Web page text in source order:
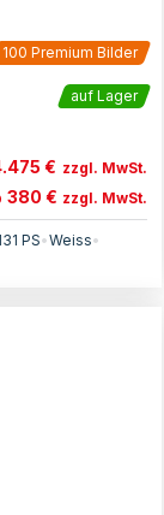
100 Premium Bilder
auf Lager
€ zzgl. MwSt.
380 € zzgl. MwSt.
PS•Weiss•